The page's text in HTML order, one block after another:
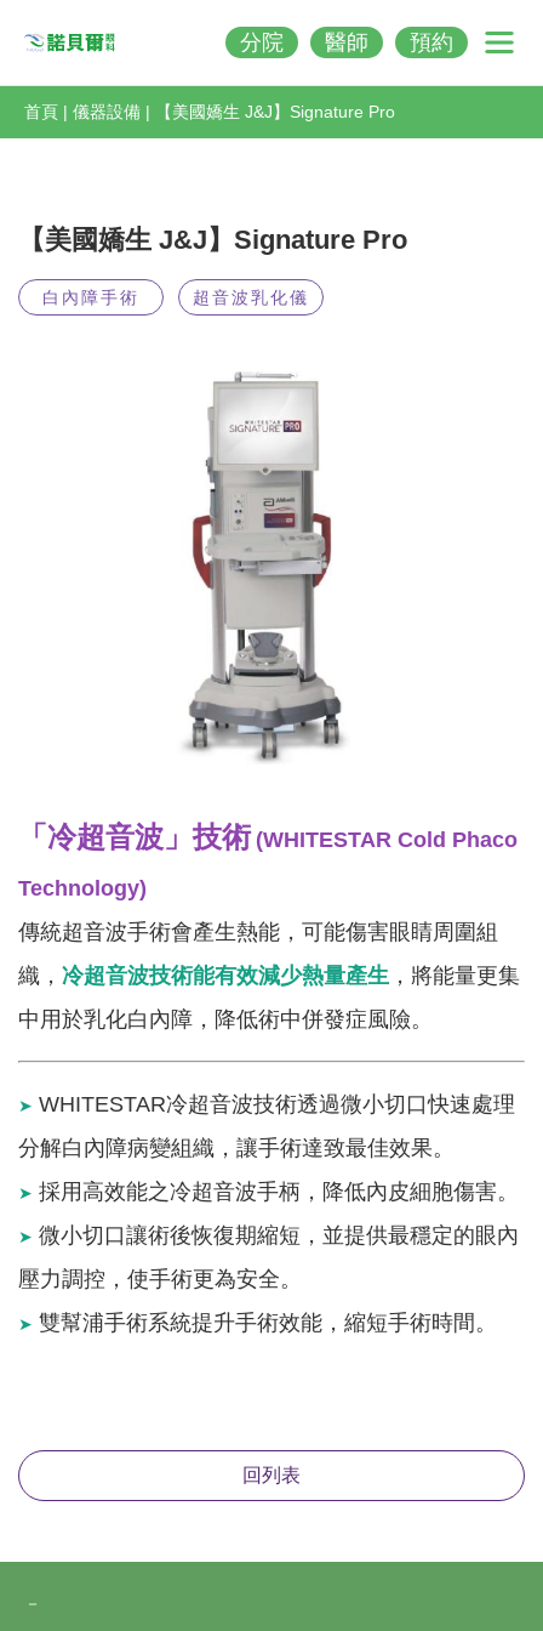
分院 醫師 預約
首頁 | 儀器設備 | 【美國嬌生 J&J】Signature Pro
【美國嬌生 J&J】Signature Pro
白內障手術 超音波乳化儀
「冷超音波」技術 (WHITESTAR Cold Phaco
Technology)
傳統超音波手術會產生熱能，可能傷害眼睛周圍組
織， 冷超音波技術能有效減少熱量產生 ，將能量更集
中用於乳化白內障，降低術中併發症風險。
➤ WHITESTAR冷超音波技術透過微小切口快速處理
分解白內障病變組織，讓手術達致最佳效果。
➤ 採用高效能之冷超音波手柄，降低內皮細胞傷害。
➤ 微小切口讓術後恢復期縮短，並提供最穩定的眼內
壓力調控，使手術更為安全。
➤ 雙幫浦手術系統提升手術效能，縮短手術時間。
回列表
－